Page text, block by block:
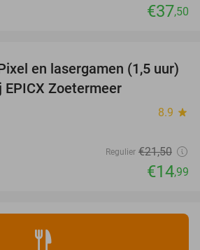
€37,50
30%
en lasergamen (1,5 uur)
Zoetermeer
8.9 star
Regulier €21,50
€14,99